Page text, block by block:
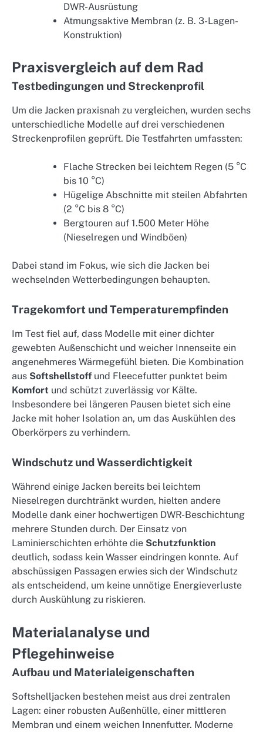
DWR-Ausrüstung
Atmungsaktive Membran (z. B. 3-Lagen-
Konstruktion)
Praxisvergleich auf dem Rad
Testbedingungen und Streckenprofil
Um die Jacken praxisnah zu vergleichen, wurden sechs
unterschiedliche Modelle auf drei verschiedenen
Streckenprofilen geprüft. Die Testfahrten umfassten:
Flache Strecken bei leichtem Regen (5 °C
bis 10 °C)
Hügelige Abschnitte mit steilen Abfahrten
(2 °C bis 8 °C)
Bergtouren auf 1.500 Meter Höhe
(Nieselregen und Windböen)
Dabei stand im Fokus, wie sich die Jacken bei
wechselnden Wetterbedingungen behaupten.
Tragekomfort und Temperaturempfinden
Im Test fiel auf, dass Modelle mit einer dichter
gewebten Außenschicht und weicher Innenseite ein
angenehmeres Wärmegefühl bieten. Die Kombination
aus Softshellstoff und Fleecefutter punktet beim
Komfort und schützt zuverlässig vor Kälte.
Insbesondere bei längeren Pausen bietet sich eine
Jacke mit hoher Isolation an, um das Auskühlen des
Oberkörpers zu verhindern.
Windschutz und Wasserdichtigkeit
Während einige Jacken bereits bei leichtem
Nieselregen durchtränkt wurden, hielten andere
Modelle dank einer hochwertigen DWR-Beschichtung
mehrere Stunden durch. Der Einsatz von
Laminierschichten erhöhte die Schutzfunktion
deutlich, sodass kein Wasser eindringen konnte. Auf
abschüssigen Passagen erwies sich der Windschutz
als entscheidend, um keine unnötige Energieverluste
durch Auskühlung zu riskieren.
Materialanalyse und
Pflegehinweise
Aufbau und Materialeigenschaften
Softshelljacken bestehen meist aus drei zentralen
Lagen: einer robusten Außenhülle, einer mittleren
Membran und einem weichen Innenfutter. Moderne